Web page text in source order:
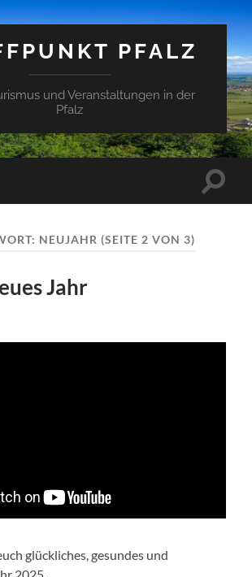
PFALZ
und Veranstaltungen in der
Pfalz
NEUJAHR (SEITE 2 VON 3)
Jahr
glückliches, gesundes und